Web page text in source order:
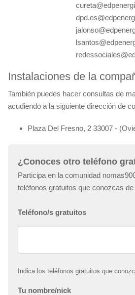
Instalaciones de la
También puedes hacer consultas de
acudiendo a la siguiente dirección de
Plaza Del Fresno, 2 33007 -
¿Conoces otro teléfono
Participa en la comunidad
teléfonos gratuitos que conozcas de
Teléfono/s gratuitos
Indica los teléfonos gratuitos que
Tu nombre/nick